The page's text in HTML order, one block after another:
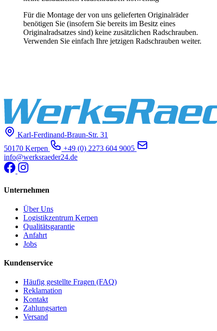
Für die Montage der von uns gelieferten Originalräder
benötigen Sie (insofern Sie bereits im Besitz eines
Originalradsatzes sind) keine zusätzlichen Radschrauben.
Verwenden Sie einfach Ihre jetzigen Radschrauben weiter.
Karl-Ferdinand-Braun-Str. 31
50170 Kerpen
+49 (0) 2273 604 9005
info@werksraeder24.de
Unternehmen
Über Uns
Logistikzentrum Kerpen
Qualitätsgarantie
Anfahrt
Jobs
Kundenservice
Häufig gestellte Fragen (FAQ)
Reklamation
Kontakt
Zahlungsarten
Versand